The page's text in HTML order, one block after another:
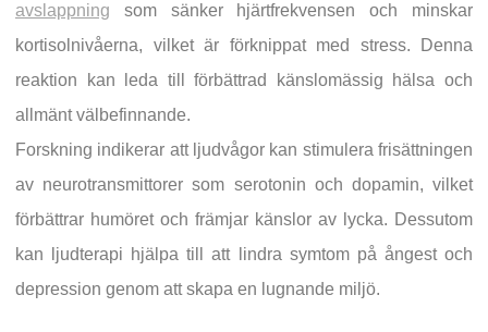
avslappning som sänker hjärtfrekvensen och minskar
kortisolnivåerna, vilket är förknippat med stress. Denna
reaktion kan leda till förbättrad känslomässig hälsa och
allmänt välbefinnande.
Forskning indikerar att ljudvågor kan stimulera frisättningen
av neurotransmittorer som serotonin och dopamin, vilket
förbättrar humöret och främjar känslor av lycka. Dessutom
kan ljudterapi hjälpa till att lindra symtom på ångest och
depression genom att skapa en lugnande miljö.